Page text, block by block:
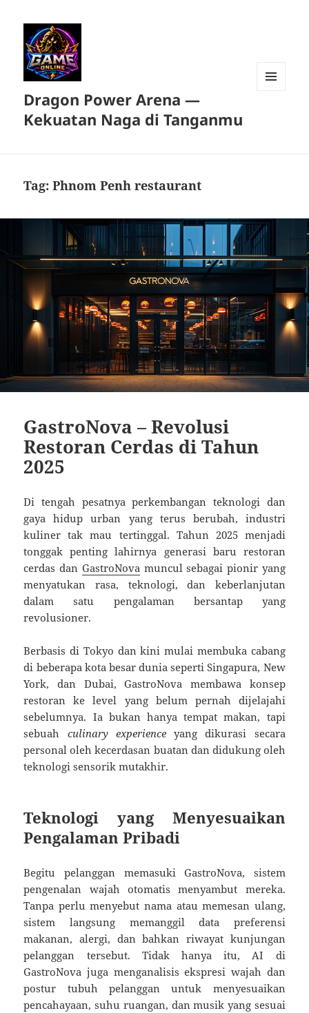
Dragon Power Arena —
Kekuatan Naga di Tanganmu
Tag:Phnom Penh restaurant
GastroNova – Revolusi
Restoran Cerdas di Tahun
2025
Di tengah pesatnya perkembangan teknologi dan
gaya hidup urban yang terus berubah, industri
kuliner tak mau tertinggal. Tahun 2025 menjadi
tonggak penting lahirnya generasi baru restoran
cerdas dan GastroNovamuncul sebagai pionir yang
menyatukan rasa, teknologi, dan keberlanjutan
dalam satu pengalaman bersantap yang
revolusioner.
Berbasis di Tokyo dan kini mulai membuka cabang
di beberapa kota besar dunia seperti Singapura, New
York, dan Dubai, GastroNova membawa konsep
restoran ke level yang belum pernah dijelajahi
sebelumnya. Ia bukan hanya tempat makan, tapi
sebuah culinary experienceyang dikurasi secara
personal oleh kecerdasan buatan dan didukung oleh
teknologi sensorik mutakhir.
Teknologi yang Menyesuaikan
Pengalaman Pribadi
Begitu pelanggan memasuki GastroNova, sistem
pengenalan wajah otomatis menyambut mereka.
Tanpa perlu menyebut nama atau memesan ulang,
sistem langsung memanggil data preferensi
makanan, alergi, dan bahkan riwayat kunjungan
pelanggan tersebut. Tidak hanya itu, AI di
GastroNova juga menganalisis ekspresi wajah dan
postur tubuh pelanggan untuk menyesuaikan
pencahayaan, suhu ruangan, dan musik yang sesuai